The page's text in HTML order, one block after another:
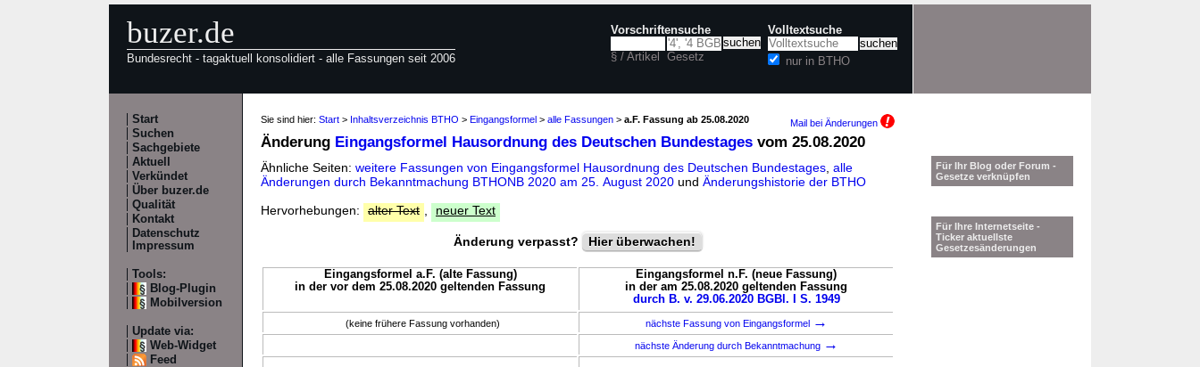
buzer.de
Bundesrecht - tagaktuell konsolidiert - alle Fassungen seit 2006
Vorschriftensuche
§ / Artikel Gesetz
Volltextsuche
nur in BTHO
Start
Suchen
Sachgebiete
Aktuell
Verkündet
Über buzer.de
Qualität
Kontakt
Datenschutz
Impressum
Tools:
Blog-Plugin
Mobilversion
Update via:
Web-Widget
Feed
Sie sind hier: Start > Inhaltsverzeichnis BTHO > Eingangsformel > alle Fassungen > a.F. Fassung ab 25.08.2020 Mail bei Änderungen
Änderung Eingangsformel Hausordnung des Deutschen Bundestages vom 25.08.2020
Ähnliche Seiten: weitere Fassungen von Eingangsformel Hausordnung des Deutschen Bundestages alle
Änderungen durch Bekanntmachung BTHONB 2020 am 25. August 2020 und Änderungshistorie der BTHO
Hervorhebungen:
alter Text neuer Text
Änderung verpasst? Hier überwachen!
Eingangsformel a.F. (alte Fassung)
in der vor dem 25.08.2020 geltenden Fassung
Eingangsformel n.F. (neue Fassung)
in der am 25.08.2020 geltenden Fassung
durch B. v. 29.06.2020 BGBl. I S. 1949
(keine frühere Fassung vorhanden) nächste Fassung von Eingangsformel →
nächste Änderung durch Bekanntmachung →
Für Ihr Blog oder Forum -
Gesetze verknüpfen
Für Ihre Internetseite -
Ticker aktuellste
Gesetzesänderungen